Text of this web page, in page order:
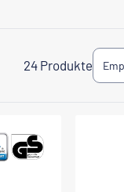
24 Produkte